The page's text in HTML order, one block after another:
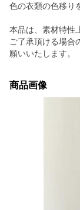
色の衣類の色移り
本品は、素材特性
ご了承頂ける場合
願いいたします。
商品画像